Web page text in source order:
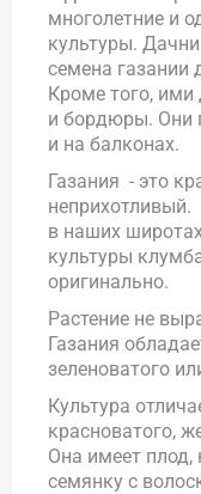
многолетние и
культуры.
семена
Кроме того, ими
и бордюры. Они
и на балконах.
Газания - это
неприхотливый.
в наших
культуры
оригинально.
Растение не
Газания
зеленоватого
Культура
красноватого,
Она имеет плод,
семянку с